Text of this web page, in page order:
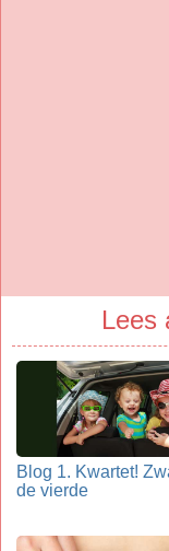
Lees
Blog 1. Kwartet!
de vierde